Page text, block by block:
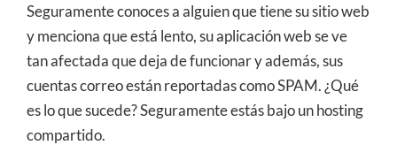
Seguramente conoces a alguien que tiene su sitio web
y menciona que está lento, su aplicación web se ve
tan afectada que deja de funcionar y además, sus
cuentas correo están reportadas como SPAM. ¿Qué
es lo que sucede? Seguramente estás bajo un hosting
compartido.